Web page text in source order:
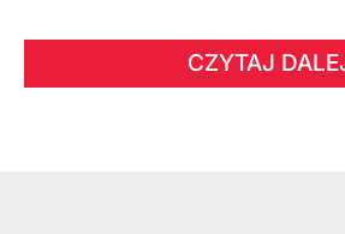
CZYTAJ